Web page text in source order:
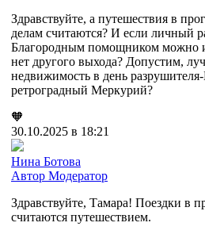
Здравствуйте, а путешествия в
делам считаются? И если личный
Благородным помощником можно
нет другого выхода? Допустим,
недвижимость в день
ретроградный Меркурий?
🧡
30.10.2025 в 18:21
Нина Ботова
Автор Модератор
Здравствуйте, Тамара! Поездки в
считаются путешествием.